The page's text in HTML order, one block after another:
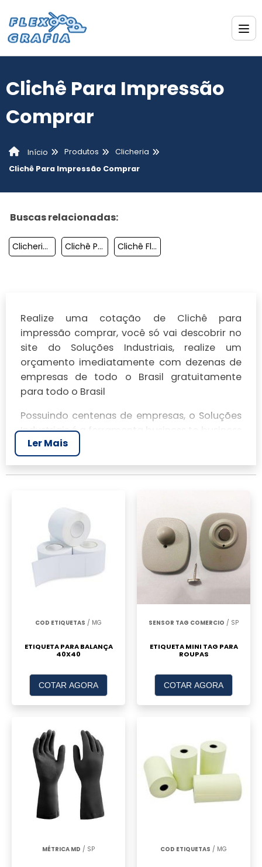
Clichê Para Impressão
Comprar
Início Produtos
Clicheria
Clichê Para Impressão Comprar
Buscas relacionadas:
Clicheria Em São Paulo Clichê Para Etiquetas Clichê Flexografia
Realize uma cotação de Clichê para
impressão comprar, você só vai descobrir no
site do Soluções Industriais, realize um
orçamento imediatamente com dezenas de
empresas de todo o Brasil gratuitamente
para todo o Brasil
Possuindo centenas de empresas, o Soluções
Industriais é a ferramenta business to business
mais completo da área industrial. Para
realizar um orçamento de Clichê para
impressão comprar, clique em um ou mais
Ler Mais
COD ETIQUETAS / MG
ETIQUETA PARA BALANÇA
40X40
COTAR AGORA
SENSOR TAG COMERCIO / SP
ETIQUETA MINI TAG PARA
ROUPAS
COTAR AGORA
MÉTRICA MD / SP COD ETIQUETAS / MG